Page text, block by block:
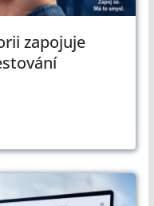
zapojuje